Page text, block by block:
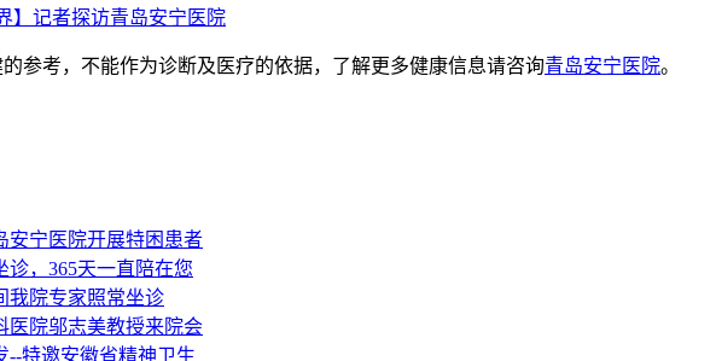
】记者探访青岛安宁医院
参考，不能作为诊断及医疗的依据，了解更多健康信息请咨询青岛安宁医院。
宁医院开展特困患者
诊，365天一直陪在您
我院专家照常坐诊
医院邬志美教授来院会
--特邀安徽省精神卫生